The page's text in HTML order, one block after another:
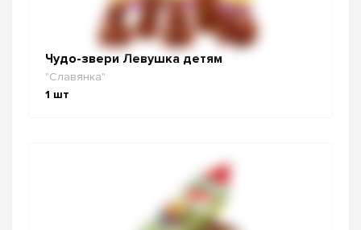
Чудо-звери Левушка детям
"Славянка"
1 шт